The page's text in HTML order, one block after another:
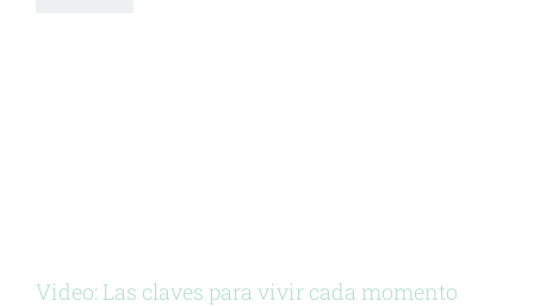
Video: Las claves para vivir cada momento